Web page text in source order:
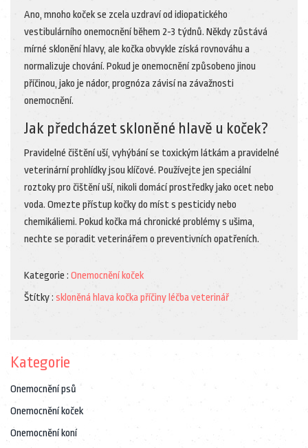
Ano, mnoho koček se zcela uzdraví od idiopatického
vestibulárního onemocnění během 2-3 týdnů. Někdy zůstává
mírné sklonění hlavy, ale kočka obvykle získá rovnováhu a
normalizuje chování. Pokud je onemocnění způsobeno jinou
příčinou, jako je nádor, prognóza závisí na závažnosti
onemocnění.
Jak předcházet skloněné hlavě u koček?
Pravidelné čištění uší, vyhýbání se toxickým látkám a pravidelné
veterinární prohlídky jsou klíčové. Používejte jen speciální
roztoky pro čištění uší, nikoli domácí prostředky jako ocet nebo
voda. Omezte přístup kočky do míst s pesticidy nebo
chemikáliemi. Pokud kočka má chronické problémy s ušima,
nechte se poradit veterinářem o preventivních opatřeních.
Kategorie : Onemocnění koček
Štítky : skloněná hlava kočka příčiny léčba veterinář
Kategorie
Onemocnění psů
Onemocnění koček
Onemocnění koní